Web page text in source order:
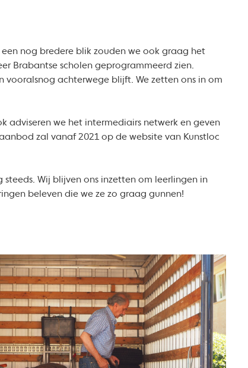
nog bredere blik zouden we ook graag het
Brabantse scholen geprogrammeerd zien.
achterwege blijft. We zetten ons in om
adviseren we het intermediairs netwerk en geven
zal vanaf 2021 op de website van Kunstloc
Wij blijven ons inzetten om leerlingen in
beleven die we ze zo graag gunnen!